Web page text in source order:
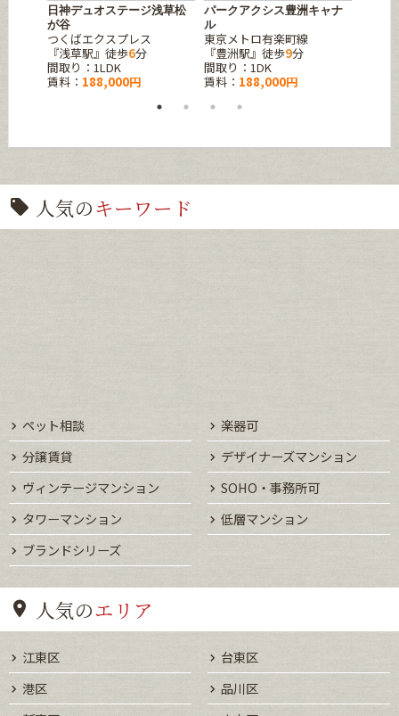
日神デュオステージ浅草松
が谷
つくばエクスプレス
『浅草駅』徒歩6分
間取り：1LDK
賃料： 188,000円
パークアクシス豊洲キャナ
ル
東京メトロ有楽町線
『豊洲駅』徒歩9分
間取り：1DK
賃料： 188,000円
人気のキーワード
ペット相談
楽器可
分譲賃貸
デザイナーズマンション
ヴィンテージマンション
SOHO・事務所可
タワーマンション
低層マンション
ブランドシリーズ
人気のエリア
江東区
台東区
港区
品川区